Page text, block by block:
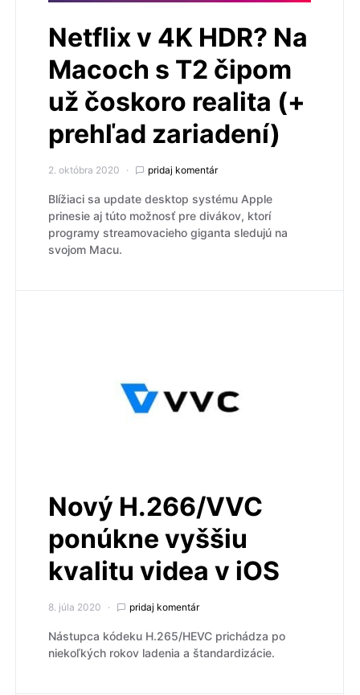
Netflix v 4K HDR? Na
Macoch s T2 čipom
už čoskoro realita (+
prehľad zariadení)
2. októbra 2020 pridaj komentár
Blížiaci sa update desktop systému Apple
prinesie aj túto možnosť pre divákov, ktorí
programy streamovacieho giganta sledujú na
svojom Macu.
Nový H.266/VVC
ponúkne vyššiu
kvalitu videa v iOS
8. júla 2020 pridaj komentár
Nástupca kódeku H.265/HEVC prichádza po
niekoľkých rokov ladenia a štandardizácie.